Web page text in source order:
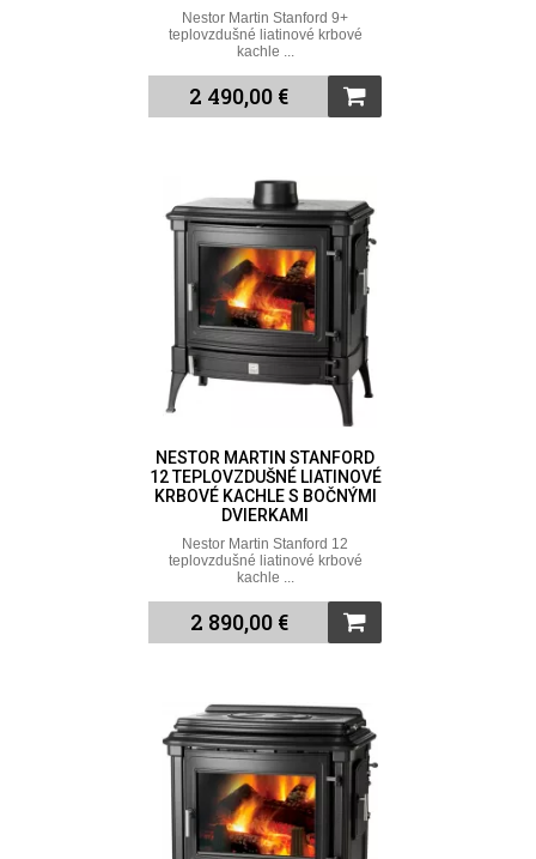
Nestor Martin Stanford 9+
teplovzdušné liatinové krbové
kachle ...
2 490,00 €
NESTOR MARTIN STANFORD
12 TEPLOVZDUŠNÉ LIATINOVÉ
KRBOVÉ KACHLE S BOČNÝMI
DVIERKAMI
Nestor Martin Stanford 12
teplovzdušné liatinové krbové
kachle ...
2 890,00 €